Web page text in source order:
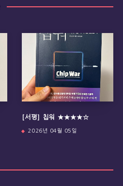
[서평] 칩워 ★★★★☆
2026년 04월 05일